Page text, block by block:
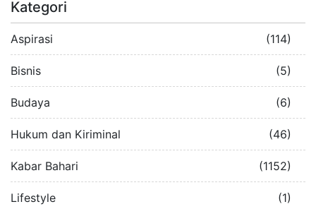
Kategori
Aspirasi (114)
Bisnis (5)
Budaya (6)
Hukum dan Kiriminal (46)
Kabar Bahari (1152)
Lifestyle (1)